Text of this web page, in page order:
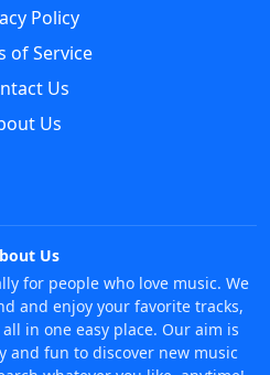
Policy
of Service
Us
Us
Us
for people who love music. We
and enjoy your favorite tracks,
in one easy place. Our aim is
and fun to discover new music